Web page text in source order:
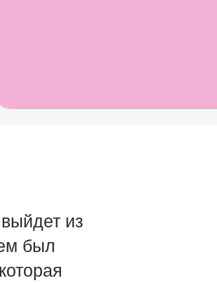
из
был